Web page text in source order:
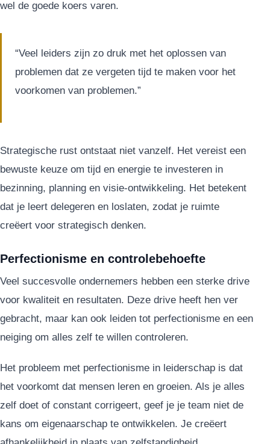
wel de goede koers varen.
“Veel leiders zijn zo druk met het oplossen van
problemen dat ze vergeten tijd te maken voor het
voorkomen van problemen.”
Strategische rust ontstaat niet vanzelf. Het vereist een
bewuste keuze om tijd en energie te investeren in
bezinning, planning en visie-ontwikkeling. Het betekent
dat je leert delegeren en loslaten, zodat je ruimte
creëert voor strategisch denken.
Perfectionisme en controlebehoefte
Veel succesvolle ondernemers hebben een sterke drive
voor kwaliteit en resultaten. Deze drive heeft hen ver
gebracht, maar kan ook leiden tot perfectionisme en een
neiging om alles zelf te willen controleren.
Het probleem met perfectionisme in leiderschap is dat
het voorkomt dat mensen leren en groeien. Als je alles
zelf doet of constant corrigeert, geef je je team niet de
kans om eigenaarschap te ontwikkelen. Je creëert